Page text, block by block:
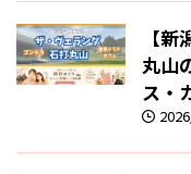
【
丸山
ス・